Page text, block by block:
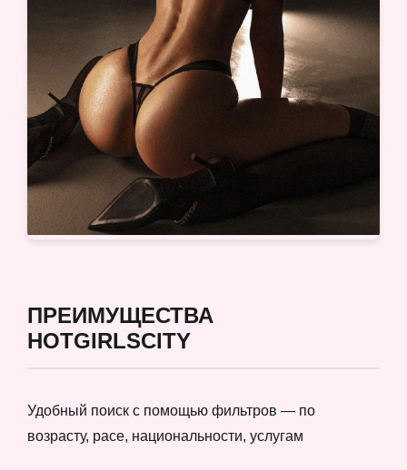
ПРЕИМУЩЕСТВА
HOTGIRLSCITY
Удобный поиск с помощью фильтров — по
возрасту, расе, национальности, услугам